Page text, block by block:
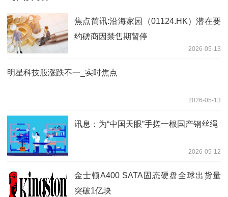
焦点简讯:沿海家园（01124.HK）潜在要
约磋商因禁售期暂停
2026-05-13
明星科技股涨跌不一_实时焦点
2026-05-13
讯息：为“中国天眼”手搓一根国产钢丝绳
2026-05-12
金士顿A400 SATA固态硬盘全球出货量
突破1亿块